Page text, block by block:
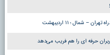
– شمال ؛ ١١ اردیبهشت
حرفه ای را هم فریب می‌دهد